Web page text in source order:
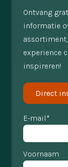
Ontvang
informatie
experience
inspireren!
Direct
E-mail*
Voornaam